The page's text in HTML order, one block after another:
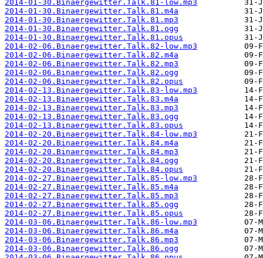
2014-01-30.Binaergewitter.Talk.81-low.mp3
2014-01-30.Binaergewitter.Talk.81.m4a
2014-01-30.Binaergewitter.Talk.81.mp3
2014-01-30.Binaergewitter.Talk.81.ogg
2014-01-30.Binaergewitter.Talk.81.opus
2014-02-06.Binaergewitter.Talk.82-low.mp3
2014-02-06.Binaergewitter.Talk.82.m4a
2014-02-06.Binaergewitter.Talk.82.mp3
2014-02-06.Binaergewitter.Talk.82.ogg
2014-02-06.Binaergewitter.Talk.82.opus
2014-02-13.Binaergewitter.Talk.83-low.mp3
2014-02-13.Binaergewitter.Talk.83.m4a
2014-02-13.Binaergewitter.Talk.83.mp3
2014-02-13.Binaergewitter.Talk.83.ogg
2014-02-13.Binaergewitter.Talk.83.opus
2014-02-20.Binaergewitter.Talk.84-low.mp3
2014-02-20.Binaergewitter.Talk.84.m4a
2014-02-20.Binaergewitter.Talk.84.mp3
2014-02-20.Binaergewitter.Talk.84.ogg
2014-02-20.Binaergewitter.Talk.84.opus
2014-02-27.Binaergewitter.Talk.85-low.mp3
2014-02-27.Binaergewitter.Talk.85.m4a
2014-02-27.Binaergewitter.Talk.85.mp3
2014-02-27.Binaergewitter.Talk.85.ogg
2014-02-27.Binaergewitter.Talk.85.opus
2014-03-06.Binaergewitter.Talk.86-low.mp3
2014-03-06.Binaergewitter.Talk.86.m4a
2014-03-06.Binaergewitter.Talk.86.mp3
2014-03-06.Binaergewitter.Talk.86.ogg